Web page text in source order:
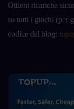
Ottieni ricariche
su tutti i giochi (per
codice del blog: